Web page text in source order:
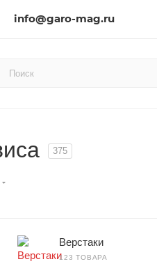
info@garo-mag.ru
375
Верстаки
123 ТОВАРА